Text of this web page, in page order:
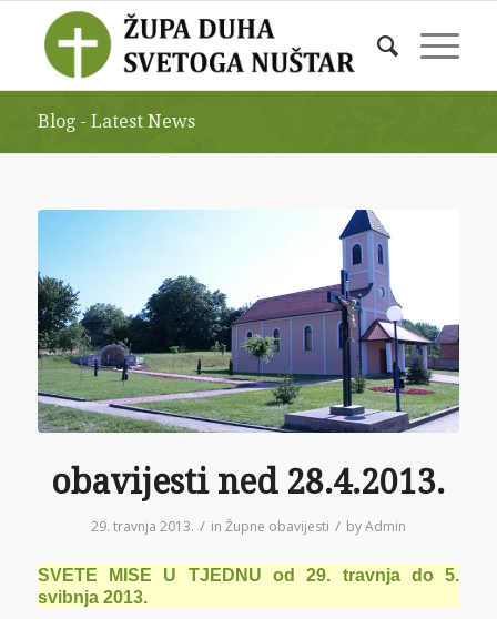
Blog - Latest News
obavijesti ned 28.4.2013.
29. travnja 2013. / in Župne obavijesti / byAdmin
SVETE MISE U TJEDNU od 29. travnja do 5.
svibnja 2013.